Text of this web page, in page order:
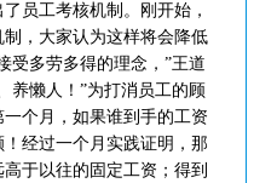
员工考核机制。刚开始，
，大家认为这样将会降低
受多劳多得的理念，”王道
养懒人！”为打消员工的顾
个月，如果谁到手的工资
经过一个月实践证明，那
于以往的固定工资；得到